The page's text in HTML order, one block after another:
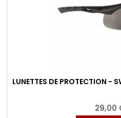
LUNETTES DE PROTECTION -
29,00